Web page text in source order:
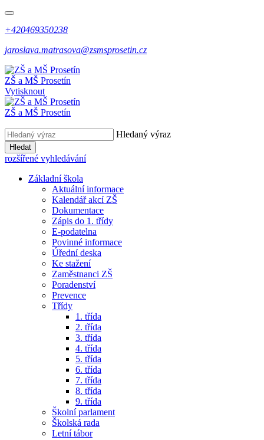
+420469350238
jaroslava.matrasova@zsmsprosetin.cz
ZŠ a MŠ Prosetín
Vytisknout
ZŠ a MŠ Prosetín
Hledaný výraz
Hledat
rozšířené vyhledávání
Základní škola
Aktuální informace
Kalendář akcí ZŠ
Dokumentace
Zápis do 1. třídy
E-podatelna
Povinné informace
Úřední deska
Ke stažení
Zaměstnanci ZŠ
Poradenství
Prevence
Třídy
1. třída
2. třída
3. třída
4. třída
5. třída
6. třída
7. třída
8. třída
9. třída
Školní parlament
Školská rada
Letní tábor